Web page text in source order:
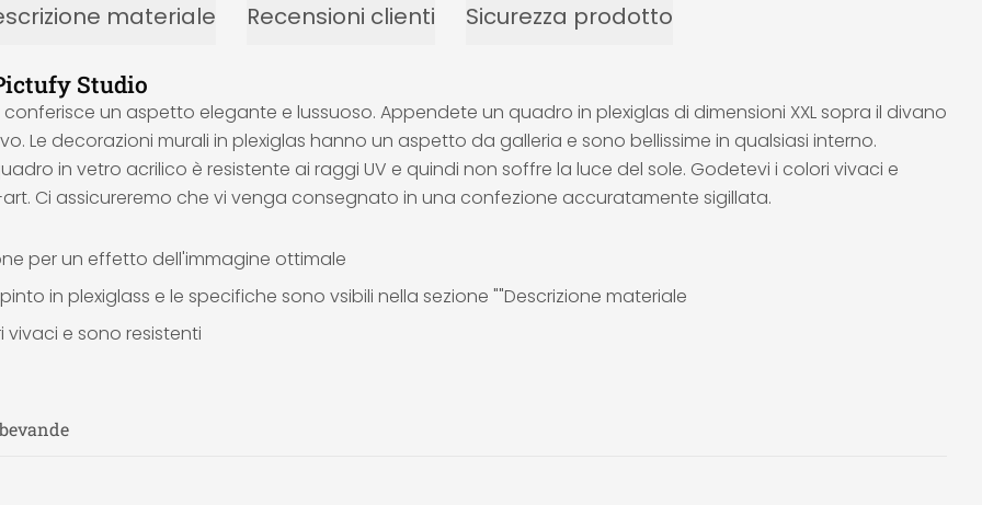
materiale Recensioni clienti Sicurezza prodotto
Studio
un aspetto elegante e lussuoso. Appendete un quadro in plexiglas di dimensioni XXL sopra il divano
Le decorazioni murali in plexiglas hanno un aspetto da galleria e sono bellissime in qualsiasi interno.
in vetro acrilico è resistente ai raggi UV e quindi non soffre la luce del sole. Godetevi i colori vivaci e
Ci assicureremo che vi venga consegnato in una confezione accuratamente sigillata.
per un effetto dell'immagine ottimale
in plexiglass e le specifiche sono vsibili nella sezione ""Descrizione materiale
e sono resistenti